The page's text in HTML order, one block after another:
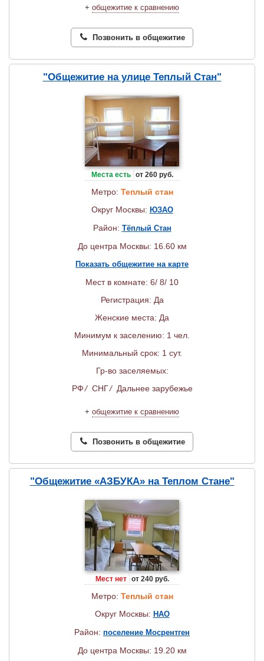
+ общежитие к сравнению
Позвонить в общежитие
"Общежитие на улице Теплый Стан"
Места есть от 260 руб.
Метро: Теплый стан
Округ Москвы: ЮЗАО
Район: Тёплый Стан
До центра Москвы: 16.60 км
Показать общежитие на карте
Мест в комнате: 6/ 8/ 10
Регистрация: Да
Женские места: Да
Минимум к заселению: 1 чел.
Минимальный срок: 1 сут.
Гр-во заселяемых:
РФ/ СНГ/ Дальнее зарубежье
+ общежитие к сравнению
Позвонить в общежитие
"Общежитие «АЗБУКА» на Теплом Стане"
Мест нет от 240 руб.
Метро: Теплый стан
Округ Москвы: НАО
Район: поселение Мосрентген
До центра Москвы: 19.20 км